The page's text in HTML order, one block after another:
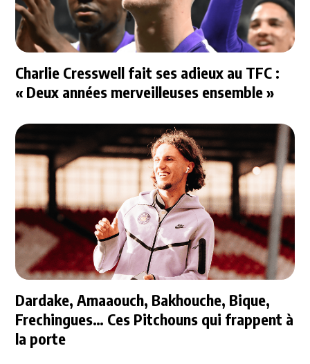
Charlie Cresswell fait ses adieux au TFC :
« Deux années merveilleuses ensemble »
Dardake, Amaaouch, Bakhouche, Bique,
Frechingues… Ces Pitchouns qui frappent à
la porte